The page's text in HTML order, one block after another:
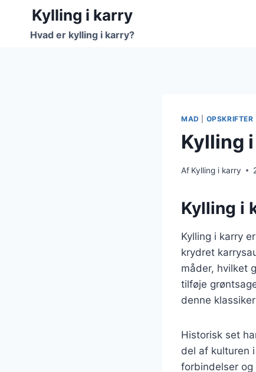
Fortsæt
indhold
Kylling i karry
Hvad er kylling i karry?
MAD OPSKRIFTER
Kylling
Af Kylling i karry
Kylling i
Kylling i karry
krydret
måder, hvilket
tilføje
denne
Historisk set
del af kulturen
forbindelser